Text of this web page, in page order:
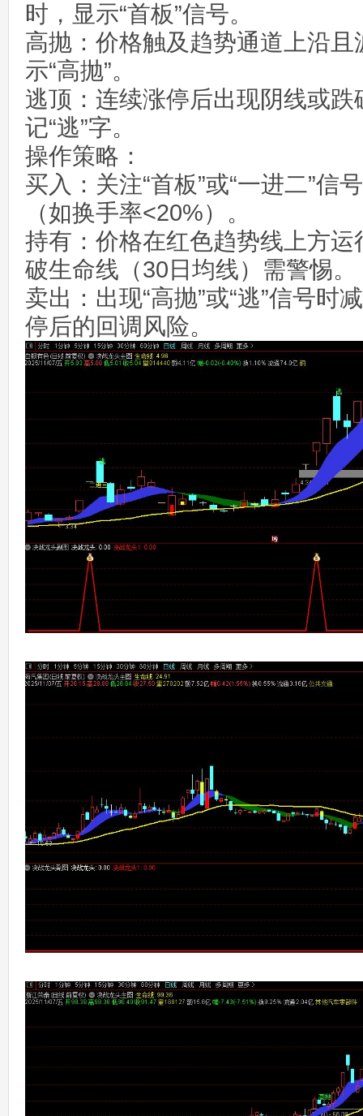
时，显示“首板”信号‌。
高抛‌：价格触及趋势通道上沿
示“高抛”‌。
逃顶‌：连续涨停后出现阴线或跌
记“逃”字‌。
操作策略‌：
买入‌：关注“首板”或“一进二”信
（如换手率<20%）‌。
持有‌：价格在红色趋势线上方
破生命线（30日均线）需警惕。
卖出‌：出现“高抛”或“逃”信号时
停后的回调风险‌。